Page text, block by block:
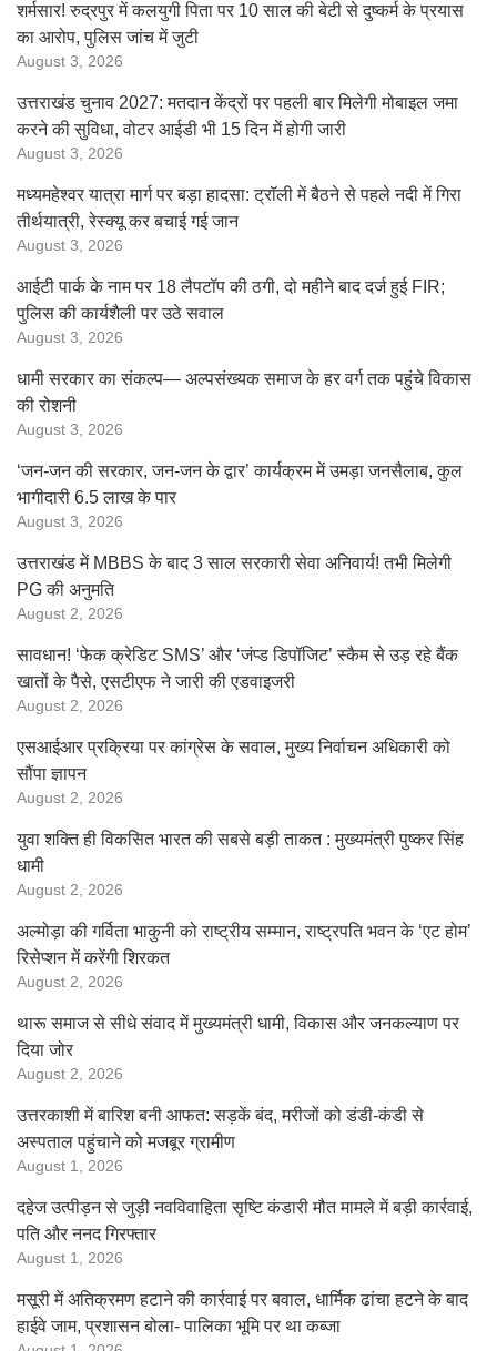
शर्मसार! रुद्रपुर में कलयुगी पिता पर 10 साल की बेटी से दुष्कर्म के प्रयास
का आरोप, पुलिस जांच में जुटी
August 3, 2026
उत्तराखंड चुनाव 2027: मतदान केंद्रों पर पहली बार मिलेगी मोबाइल जमा
करने की सुविधा, वोटर आईडी भी 15 दिन में होगी जारी
August 3, 2026
मध्यमहेश्वर यात्रा मार्ग पर बड़ा हादसा: ट्रॉली में बैठने से पहले नदी में गिरा
तीर्थयात्री, रेस्क्यू कर बचाई गई जान
August 3, 2026
आईटी पार्क के नाम पर 18 लैपटॉप की ठगी, दो महीने बाद दर्ज हुई FIR;
पुलिस की कार्यशैली पर उठे सवाल
August 3, 2026
धामी सरकार का संकल्प— अल्पसंख्यक समाज के हर वर्ग तक पहुंचे विकास
की रोशनी
August 3, 2026
‘जन-जन की सरकार, जन-जन के द्वार’ कार्यक्रम में उमड़ा जनसैलाब, कुल
भागीदारी 6.5 लाख के पार
August 3, 2026
उत्तराखंड में MBBS के बाद 3 साल सरकारी सेवा अनिवार्य! तभी मिलेगी
PG की अनुमति
August 2, 2026
सावधान! ‘फेक क्रेडिट SMS’ और ‘जंप्ड डिपॉजिट’ स्कैम से उड़ रहे बैंक
खातों के पैसे, एसटीएफ ने जारी की एडवाइजरी
August 2, 2026
एसआईआर प्रक्रिया पर कांग्रेस के सवाल, मुख्य निर्वाचन अधिकारी को
सौंपा ज्ञापन
August 2, 2026
युवा शक्ति ही विकसित भारत की सबसे बड़ी ताकत : मुख्यमंत्री पुष्कर सिंह
धामी
August 2, 2026
अल्मोड़ा की गर्विता भाकुनी को राष्ट्रीय सम्मान, राष्ट्रपति भवन के ‘एट होम’
रिसेप्शन में करेंगी शिरकत
August 2, 2026
थारू समाज से सीधे संवाद में मुख्यमंत्री धामी, विकास और जनकल्याण पर
दिया जोर
August 2, 2026
उत्तरकाशी में बारिश बनी आफत: सड़कें बंद, मरीजों को डंडी-कंडी से
अस्पताल पहुंचाने को मजबूर ग्रामीण
August 1, 2026
दहेज उत्पीड़न से जुड़ी नवविवाहिता सृष्टि कंडारी मौत मामले में बड़ी कार्रवाई,
पति और ननद गिरफ्तार
August 1, 2026
मसूरी में अतिक्रमण हटाने की कार्रवाई पर बवाल, धार्मिक ढांचा हटने के बाद
हाईवे जाम, प्रशासन बोला- पालिका भूमि पर था कब्जा